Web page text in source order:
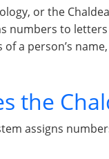
or the
numbers to
a person’s
the
assigns